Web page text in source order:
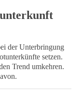
der Unterbringung
setzen.
Trend umkehren.